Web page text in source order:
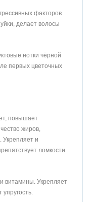
факторов
делает волосы
нотки чёрной
первых цветочных
повышает
жиров,
Укрепляет и
ломкости
витамины. Укрепляет
упругость.